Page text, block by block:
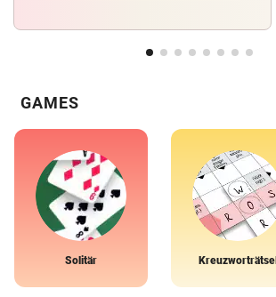
GAMES
Solitär Kreuzworträtsel